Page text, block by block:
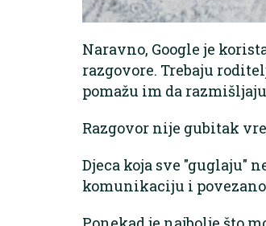
Naravno, Google je
razgovore. Trebaju
pomažu im da
Razgovor nije gubitak
Djeca koja sve "guglaju"
komunikaciju i